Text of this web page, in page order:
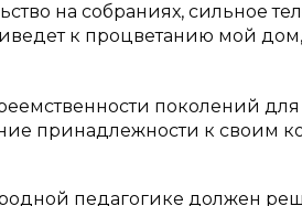
на собраниях, сильное
к процветанию мой
поколений для
принадлежности к своим
педагогике должен